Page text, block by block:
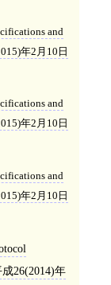
and
年2月10日
and
年2月10日
and
年2月10日
26(2014)年